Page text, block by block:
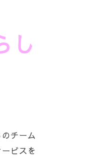
し
チーム
ビスを